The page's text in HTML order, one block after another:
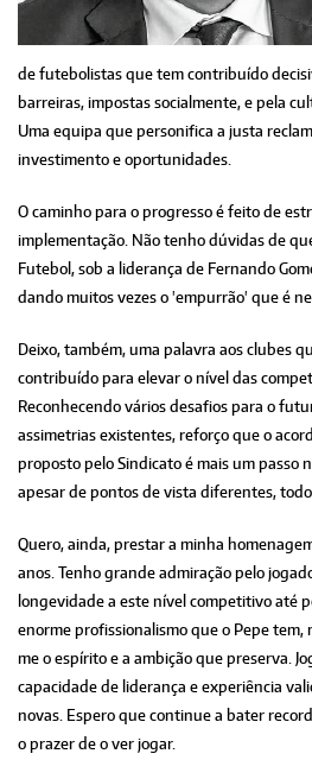
de futebolistas que tem contribuído
barreiras, impostas socialmente, e pela
Uma equipa que personifica a justa
investimento e oportunidades.
O caminho para o progresso é feito de
implementação. Não tenho dúvidas de
Futebol, sob a liderança de Fernando
dando muitos vezes o 'empurrão' que é
Deixo, também, uma palavra aos clubes
contribuído para elevar o nível das
Reconhecendo vários desafios para o
assimetrias existentes, reforço que o
proposto pelo Sindicato é mais um passo
apesar de pontos de vista diferentes,
Quero, ainda, prestar a minha
anos. Tenho grande admiração pelo
longevidade a este nível competitivo até
enorme profissionalismo que o Pepe
me o espírito e a ambição que preserva.
capacidade de liderança e experiência
novas. Espero que continue a bater
o prazer de o ver jogar.